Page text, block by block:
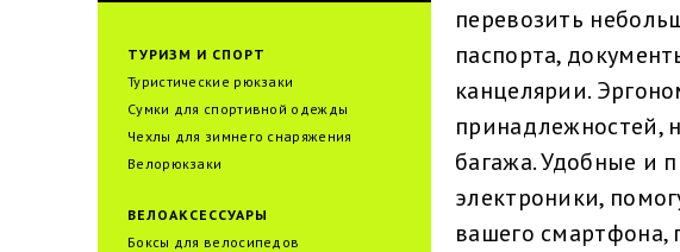
ТУРИЗМ И СПОРТ
Туристические рюкзаки
Сумки для спортивной одежды
Чехлы для зимнего снаряжения
Велорюкзаки
ВЕЛОАКСЕССУАРЫ
Боксы для велосипедов
перевозить
паспорта,
канцелярии.
принадлежностей,
багажа. Удобные и
электроники,
вашего смартфона,